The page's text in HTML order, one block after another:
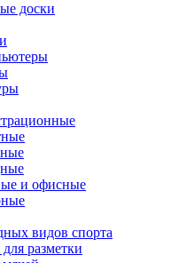
доски
и офисные
видов спорта
разметки